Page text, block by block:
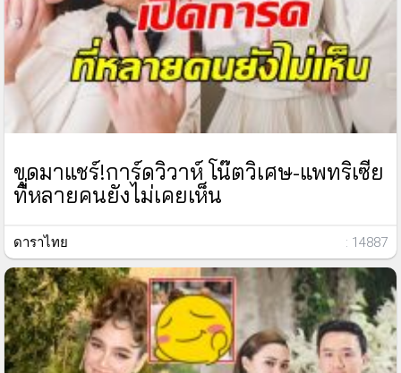
ขุดมาแชร์!การ์ดวิวาห์ โน๊ตวิเศษ-แพทริเซีย
ที่หลายคนยังไม่เคยเห็น
ดาราไทย : 14887